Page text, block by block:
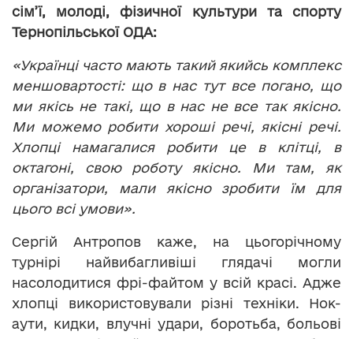
сім’ї, молоді, фізичної культури та спорту
Тернопільської ОДА:
«Українці часто мають такий якийсь комплекс
меншовартості: що в нас тут все погано, що
ми якісь не такі, що в нас не все так якісно.
Ми можемо робити хороші речі, якісні речі.
Хлопці намагалися робити це в клітці, в
октагоні, свою роботу якісно. Ми там, як
організатори, мали якісно зробити їм для
цього всі умови».
Сергій Антропов каже, на цьогорічному
турнірі найвибагливіші глядачі могли
насолодитися фрі-файтом у всій красі. Адже
хлопці використовували різні техніки. Нок-
аути, кидки, влучні удари, боротьба, больові